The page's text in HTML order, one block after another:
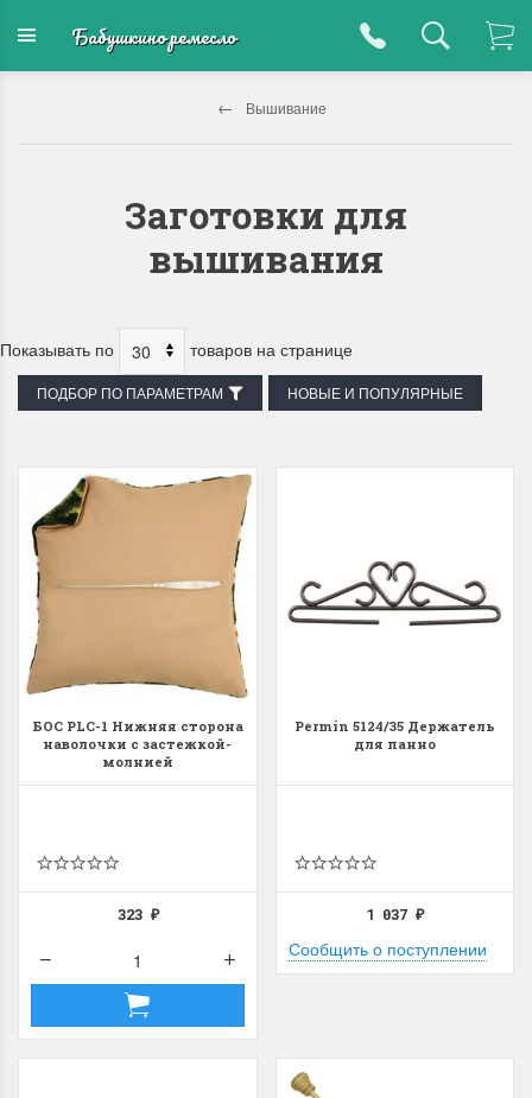
Бабушкино ремесло
Вышивание
Заготовки для
вышивания
Показывать по товаров на странице
ПОДБОР ПО ПАРАМЕТРАМ НОВЫЕ И ПОПУЛЯРНЫЕ
БОС PLC-1 Нижняя сторона
наволочки с застежкой-
молнией
323 ₽
Permin 5124/35 Держатель
для панно
1 037₽
Сообщить о поступлении